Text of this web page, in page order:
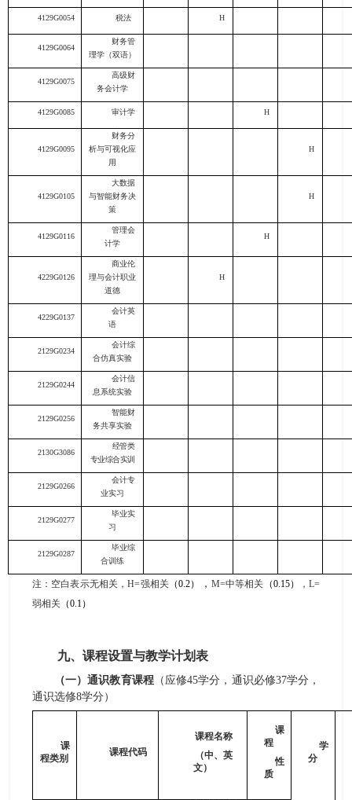
4129G0054 税法 H
4129G0064
财务管
理学（双语）
4129G0075
高级财
务会计学
4129G0085 审计学 H
4129G0095
财务分
析与可视化应
用
H
4129G0105
大数据
与智能财务决
策
H
4129G0116
管理会
计学
H
4229G0126
商业伦
理与会计职业
道德
H
4229G0137
会计英
语
2129G0234
会计综
合仿真实验
2129G0244
会计信
息系统实验
2129G0256
智能财
务共享实验
2130G3086
经管类
专业综合实训
2129G0266
会计专
业实习
2129G0277
毕业实
习
2129G0287
毕业综
合训练
注：空白表示无相关，H=强相关 （0.2） ， M=中等相关 （0.15） ，L=
弱相关（0.1）
九、课程设置与教学计划表
（一）通识教育课程（应修45学分，通识必修37学分，
通识选修8学分）
课
程类别
课程代码
课程名称
（中、英
文）
课
程
性
质
学
分